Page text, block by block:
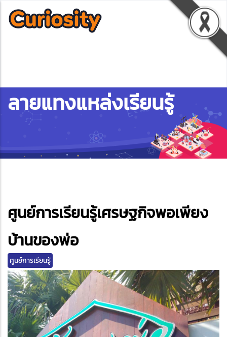
ลายแทงแหล่งเรียนรู้
ศูนย์การเรียนรู้เศรษฐกิจพอเพียง
บ้านของพ่อ
ศูนย์การเรียนรู้